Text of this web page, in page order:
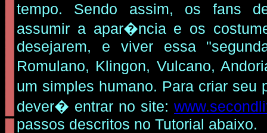
tempo. Sendo assim, os fans
assumir a apar�ncia e os
desejarem, e viver essa
Romulano, Klingon, Vulcano,
um simples humano. Para criar seu
dever� entrar no site:
passos descritos no Tutorial abaixo.